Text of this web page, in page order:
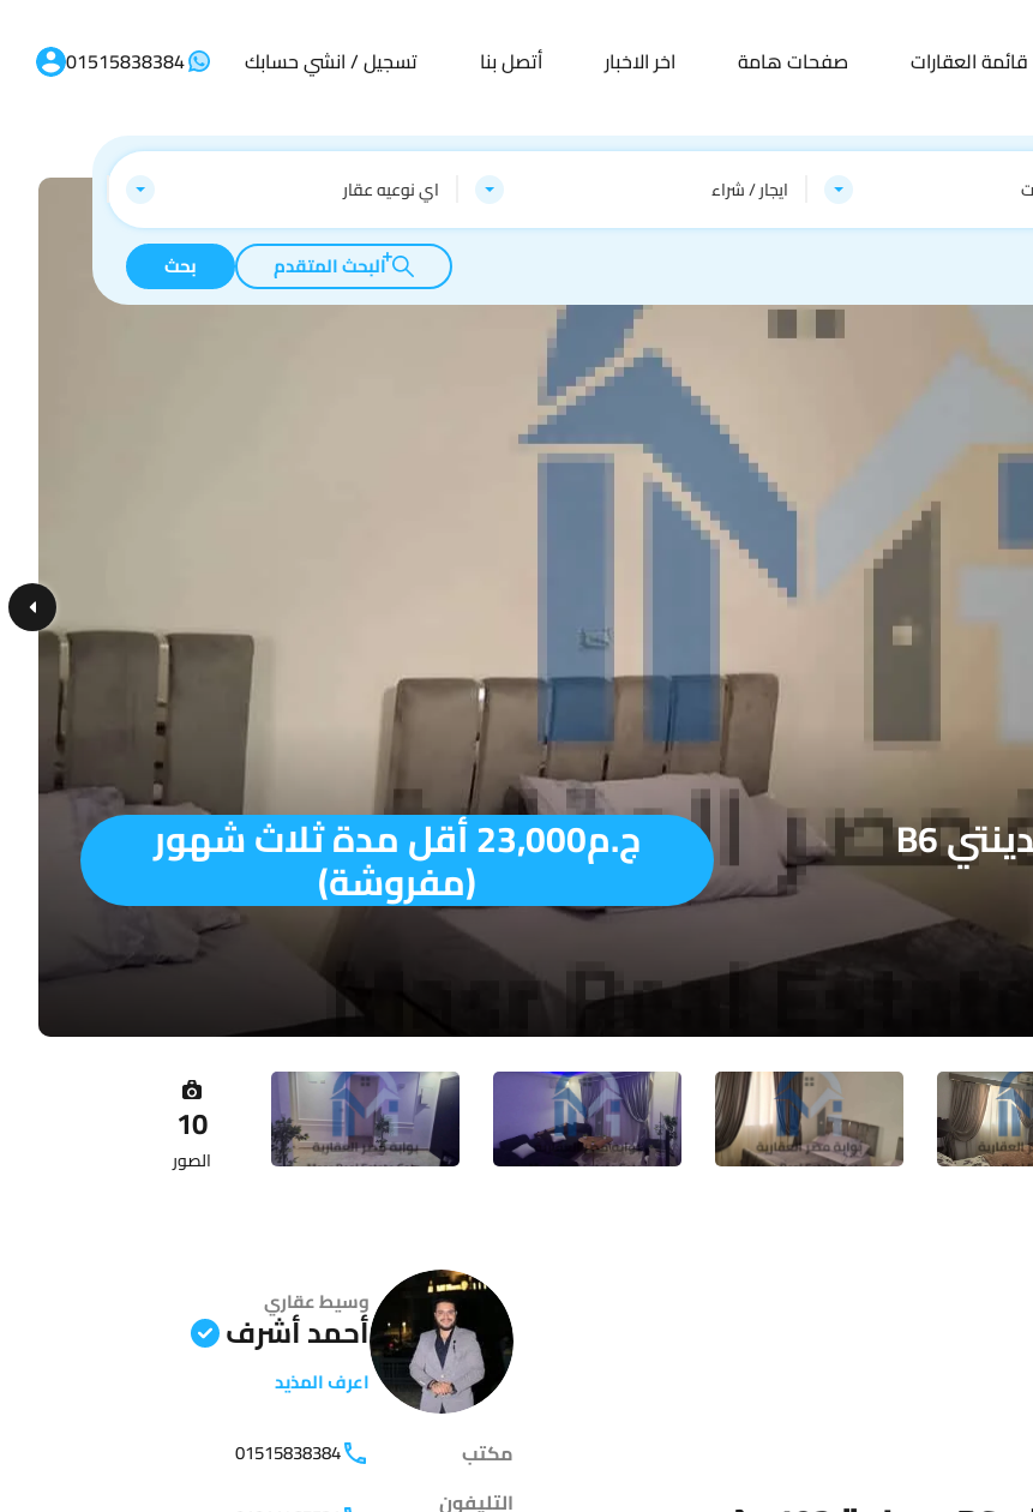
قائمة العقارات صفحات هامة اخر الاخبار أتصل بنا تسجيل / انشي حسابك 01515838384
ايجار / شراء اي نوعيه عقار
البحث المتقدم بحث
شقة مفروشة مكيفة للإيجار بمدينتي B6 ج.م23,000 أقل مدة ثلاث شهور
(مفروشة)
10
الصور
وسيط عقاري
أحمد أشرف
اعرف المذيد
مكتب 01515838384
التليفون